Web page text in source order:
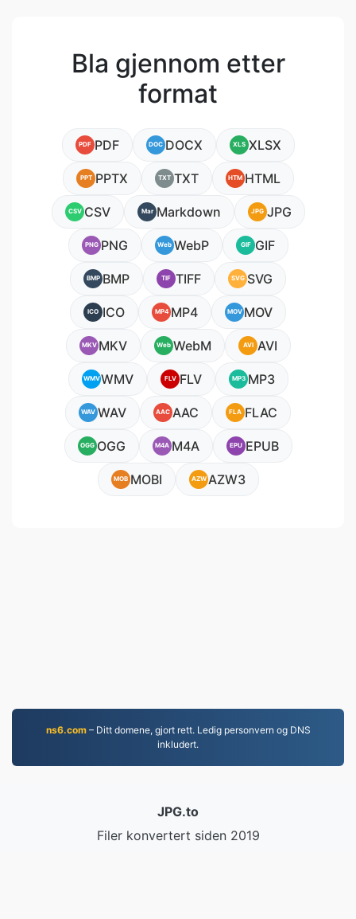
Bla gjennom etter
format
PDF PDF DOC DOCX XLS XLSX
PPT PPTX TXT TXT HTM HTML
CSV CSV Mar Markdown JPG JPG
PNG PNG Web WebP GIF GIF
BMP BMP TIF TIFF SVG SVG
ICO ICO MP4 MP4 MOV MOV
MKV MKV Web WebM AVI AVI
WMVWMV FLV FLV MP3 MP3
WAV WAV AAC AAC FLA FLAC
OGG OGG M4A M4A EPU EPUB
MOB MOBI AZWAZW3
ns6.com– Ditt domene, gjort rett. Ledig personvern og DNS
inkludert.
JPG.to
Filer konvertert siden 2019